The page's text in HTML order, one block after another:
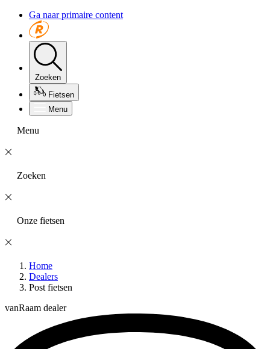
Ga naar primaire content
Zoeken
Fietsen
Menu
Menu
Zoeken
Onze fietsen
Home
Dealers
Post fietsen
vanRaam dealer